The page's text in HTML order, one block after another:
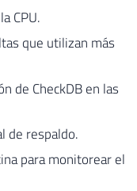
CPU.
que utilizan más
de CheckDB en las
de respaldo.
para monitorear el